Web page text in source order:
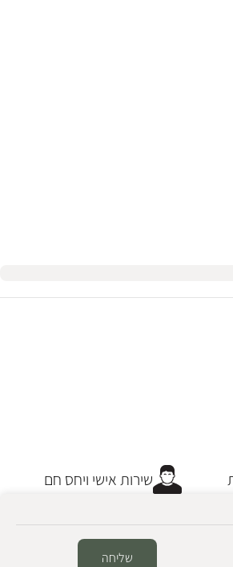
שירות אישי ויחס חם
שליחה